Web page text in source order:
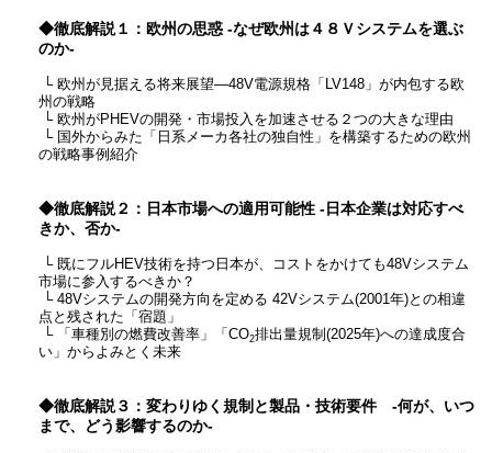
◆徹底解説１：欧州の思惑 -なぜ欧州は４８Ｖシステムを選ぶ
のか-
└ 欧州が見据える将来展望―48V電源規格「LV148」が内包する欧
州の戦略
└ 欧州がPHEVの開発・市場投入を加速させる ２つの大きな理由
└ 国外からみた「日系メーカ各社の独自性」を構築するための欧州
の戦略事例紹介
◆徹底解説２：日本市場への適用可能性 -日本企業は対応すべ
きか、否か-
└ 既にフルHEV技術を持つ日本が、コストをかけても48Vシステム
市場に参入するべきか？
└ 48Vシステムの開発方向を定める 42Vシステム(2001年)との相違
点と残された「宿題」
└ 「車種別の燃費改善率」「CO2排出量規制(2025年)への達成度合
い」からよみとく未来
◆徹底解説３：変わりゆく規制と製品・技術要件 -何が、いつ
まで、どう影響するのか-